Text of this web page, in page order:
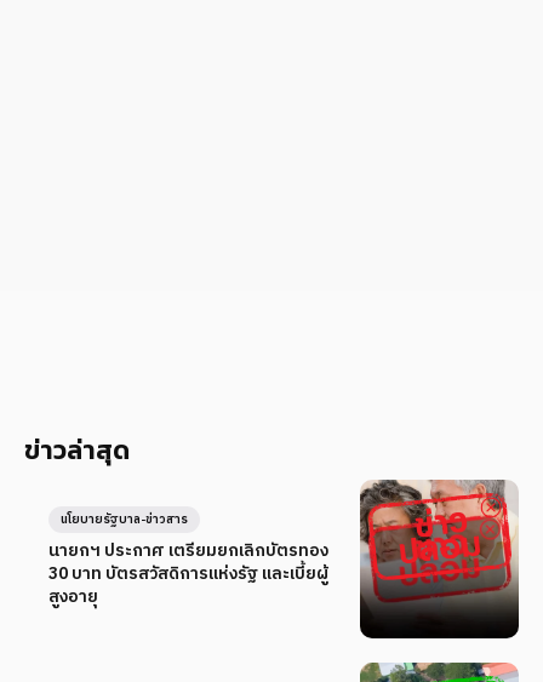
ข่าวล่าสุด
นายกฯ ประกาศ เตรียมยกเลิกบัตรทอง
30 บาท บัตรสวัสดิการแห่งรัฐ และเบี้ยผู้
สูงอายุ
นโยบายรัฐบาล-ข่าวสาร